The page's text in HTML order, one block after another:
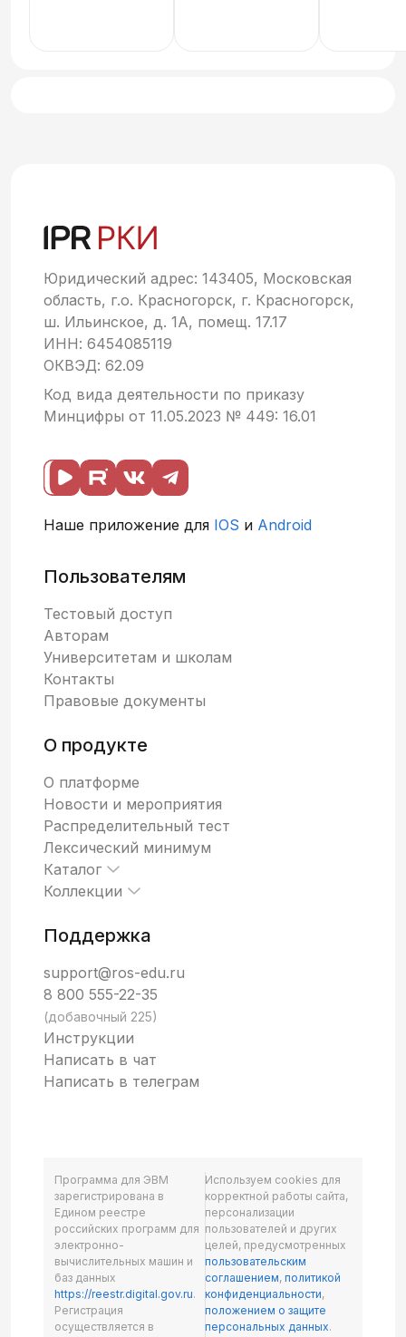
Юридический адрес: 143405, Московская
область, г.о. Красногорск, г. Красногорск,
ш. Ильинское, д. 1А, помещ. 17.17
ИНН: 6454085119
ОКВЭД: 62.09
Код вида деятельности по приказу
Минцифры от 11.05.2023 № 449: 16.01
Наше приложение для IOS и Android
Пользователям
Тестовый доступ
Авторам
Университетам и школам
Контакты
Правовые документы
О продукте
О платформе
Новости и мероприятия
Распределительный тест
Лексический минимум
Каталог
Коллекции
Поддержка
support@ros-edu.ru
8 800 555-22-35
(добавочный 225)
Инструкции
Написать в чат
Написать в телеграм
Программа для ЭВМ
зарегистрирована в
Едином реестре
российских программ для
электронно-
вычислительных машин и
баз данных
https://reestr.digital.gov.ru.
Регистрация
осуществляется в
Используем cookies для
корректной работы сайта,
персонализации
пользователей и других
целей, предусмотренных
пользовательским
соглашением,политикой
конфиденциальности,
положением о защите
персональных данных.